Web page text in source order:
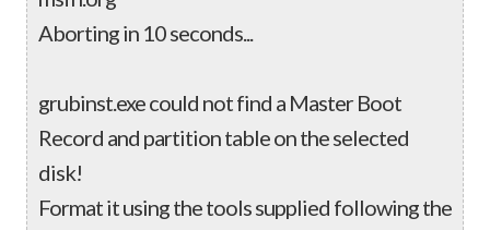
Aborting in 10 seconds...
grubinst.exe could not find a Master Boot
Record and partition table on the selected
disk!
Format it using the tools supplied following the